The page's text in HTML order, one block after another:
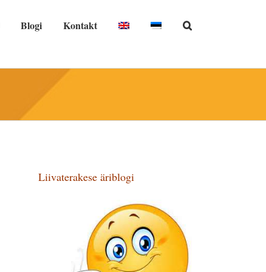
Blogi Kontakt
Liivaterakese äriblogi